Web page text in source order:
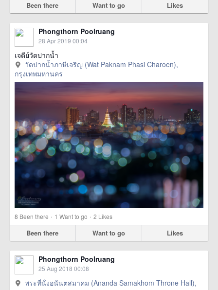
Been there Want to go Likes
Phongthorn Poolruang
28 Apr 2019 00:04
เจดีย์วัดปากน้ำ
วัดปากน้ำภาษีเจริญ (Wat Paknam Phasi Charoen),
กรุงเทพมหานคร
8 Been there · 1 Want to go · 2 Likes
Been there Want to go Likes
Phongthorn Poolruang
25 Aug 2018 00:08
พระที่นั่งอนันตสมาคม (Ananda Samakhom Throne Hall),